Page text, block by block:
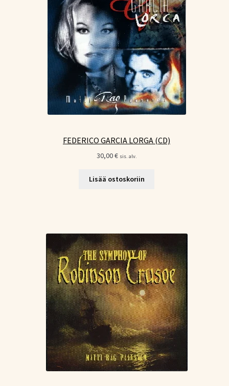
FEDERICO GARCIA LORGA (CD)
30,00€ sis. alv.
Lisää ostoskoriin